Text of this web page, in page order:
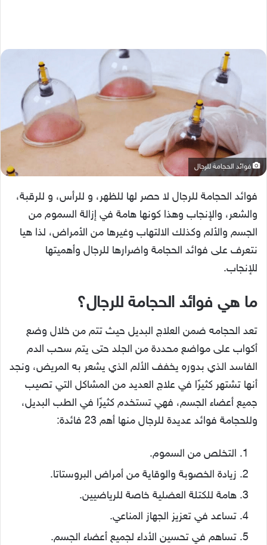
فوائد الحجامة للرجال
فوائد الحجامة للرجال لا حصر لها للظهر، و للرأس، و للرقبة،
والشعر، والإنجاب وهذا كونها هامة في إزالة السموم من
الجسم والألم وكذلك الالتهاب وغيرها من الأمراض، لذا هيا
نتعرف على فوائد الحجامة واضرارها للرجال وأهميتها
للإنجاب.
ما هي فوائد الحجامة للرجال؟
تعد الحجامه ضمن العلاج البديل حيث تتم من خلال وضع
أكواب على مواضع محددة من الجلد حتى يتم سحب الدم
الفاسد الذي بدوره يخفف الألم الذي يشعر به المريض، ونجد
أنها تشتهر كثيرًا في علاج العديد من المشاكل التي تصيب
جميع أعضاء الجسم، فهي تستخدم كثيرًا في الطب البديل،
وللحجامة فوائد عديدة للرجال منها أهم 23 فائدة:
التخلص من السموم.
زيادة الخصوبة والوقاية من أمراض البروستاتا.
هامة للكتلة العضلية خاصة للرياضيين.
تساعد في تعزيز الجهاز المناعي.
تساهم في تحسين الأداء لجميع أعضاء الجسم.